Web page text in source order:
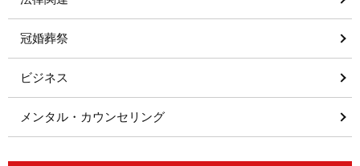
冠婚葬祭
ビジネス
メンタル・カウンセリング